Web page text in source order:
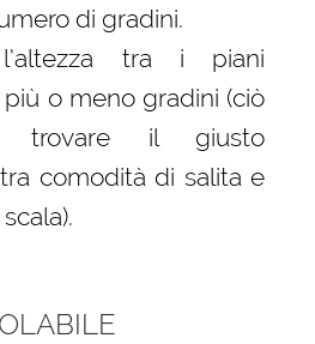
di gradini.
l’altezza tra i piani
o meno gradini (ciò
trovare il giusto
comodità di salita e